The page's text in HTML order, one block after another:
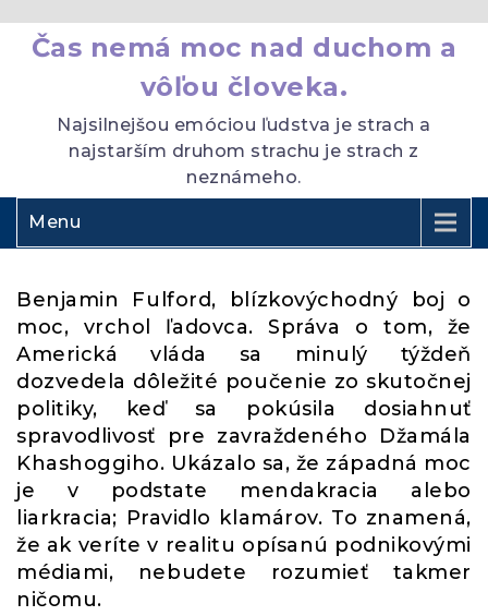
Čas nemá moc nad duchom a
vôľou človeka.
Najsilnejšou emóciou ľudstva je strach a
najstarším druhom strachu je strach z
neznámeho.
Menu
Benjamin Fulford, blízkovýchodný boj o
moc, vrchol ľadovca. Správa o tom, že
Americká vláda sa minulý týždeň
dozvedela dôležité poučenie zo skutočnej
politiky, keď sa pokúsila dosiahnuť
spravodlivosť pre zavraždeného Džamála
Khashoggiho. Ukázalo sa, že západná moc
je v podstate mendakracia alebo
liarkracia; Pravidlo klamárov. To znamená,
že ak veríte v realitu opísanú podnikovými
médiami, nebudete rozumieť takmer
ničomu.